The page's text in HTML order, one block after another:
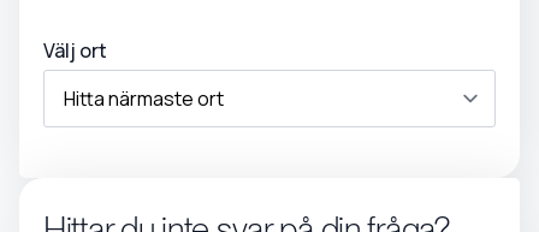
Välj ort